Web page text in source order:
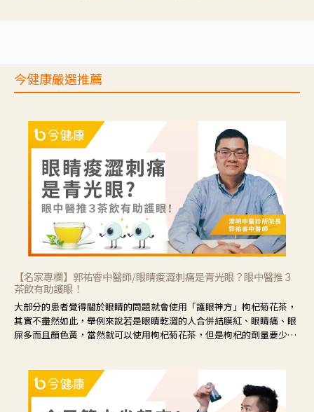
今健康嚴選推薦
【名家專欄】郭祐睿中醫師/眼睛痠澀刺痛是青光眼？眼中醫推３
茶飲有助護眼！
大部分的患者覺得關於眼睛的問題就會使用「護眼神方」枸杞菊花茶，
其實不盡然如此，舉例來說若是眼睛乾澀的人合併結膜紅、眼睛痛、眼
屎多而且顏色黃，當然就可以使用枸杞菊花茶，但是枸杞的劑量要少，
候就要使用菊花、金銀花來治療；假如單純的眼睛乾澀，結膜沒有紅，
眼睛周圍沒有眼屎，這種情況是屬於「陰虛」，就可以使用枸杞、蓮
藕、麥門冬、山藥等比較滋潤的藥材，效果就更顯著。